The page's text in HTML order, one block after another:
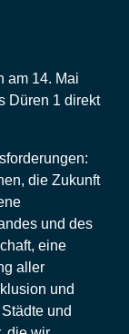
am 14. Mai
Düren 1 direkt
die Zukunft
und des
eine
aller
und
und